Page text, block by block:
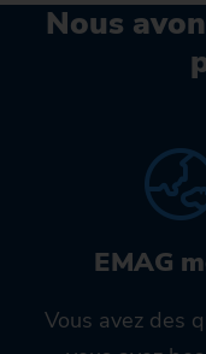
Nous
EMAG
Vous avez des